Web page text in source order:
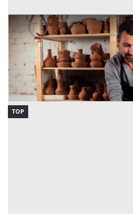
Laboratorio Artigiano all'asta
Monselice (Padova)
Offerta minima
10.000 €
Codice asta:
AD2140186032
Asta chiusa
TOP